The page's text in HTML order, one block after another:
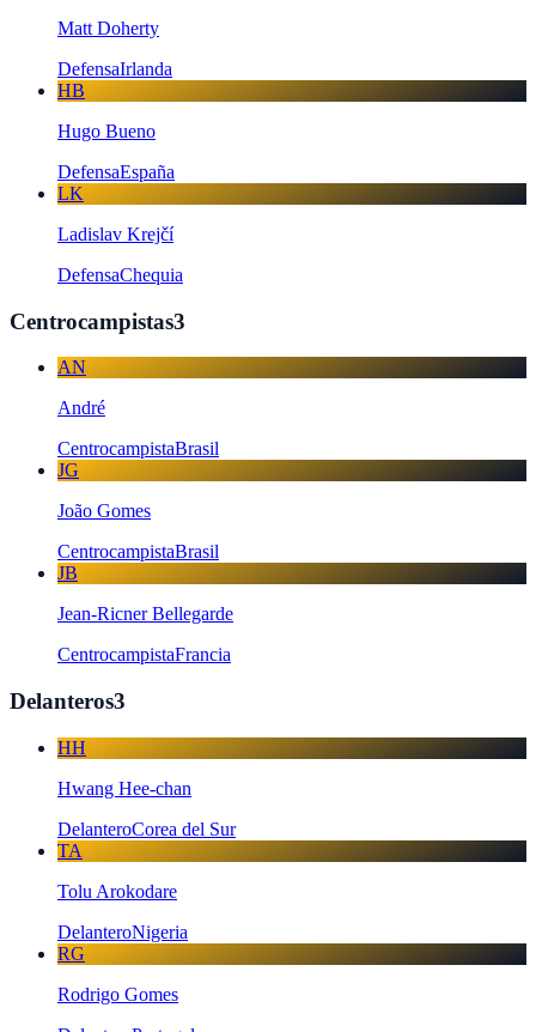
Matt Doherty
DefensaIrlanda
HB
Hugo Bueno
DefensaEspaña
LK
Ladislav Krejčí
DefensaChequia
Centrocampistas3
AN
André
CentrocampistaBrasil
JG
João Gomes
CentrocampistaBrasil
JB
Jean-Ricner Bellegarde
CentrocampistaFrancia
Delanteros3
HH
Hwang Hee-chan
DelanteroCorea del Sur
TA
Tolu Arokodare
DelanteroNigeria
RG
Rodrigo Gomes